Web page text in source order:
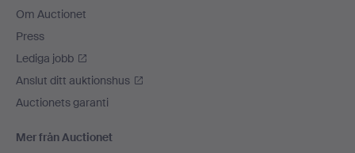
Om Auctionet
Press
Lediga jobb
Anslut ditt auktionshus
Auctionets garanti
Mer från Auctionet